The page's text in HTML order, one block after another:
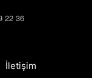
22 36
İletişim